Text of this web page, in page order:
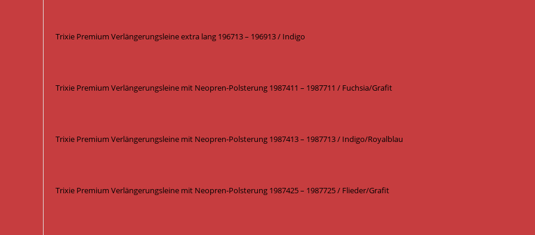
Trixie Premium Verlängerungsleine extra lang 196713 – 196913 / Indigo
Trixie Premium Verlängerungsleine mit Neopren-Polsterung 1987411 – 1987711 / Fuchsia/Grafit
Trixie Premium Verlängerungsleine mit Neopren-Polsterung 1987413 – 1987713 / Indigo/Royalblau
Trixie Premium Verlängerungsleine mit Neopren-Polsterung 1987425 – 1987725 / Flieder/Grafit